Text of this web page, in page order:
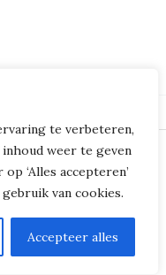
te verbeteren,
weer te geven
‘Alles accepteren’
van cookies.
Accepteer alles
Boucles